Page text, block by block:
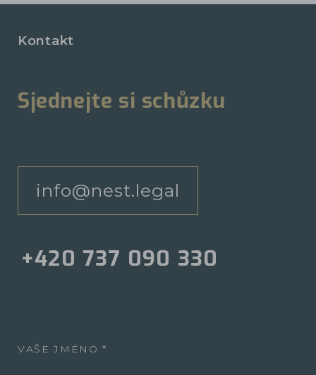
Kontakt
Sjednejte si schůzku
info@nest.legal
+420 737 090 330
VAŠE JMÉNO